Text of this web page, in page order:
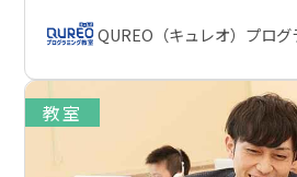
QUREO（キュレオ）プログ
教室